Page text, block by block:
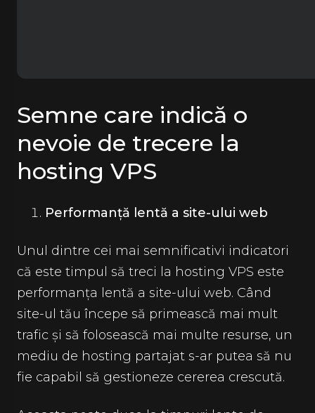
Semne care indică o
nevoie de trecere la
hosting VPS
Performanță lentă a site-ului web
Unul dintre cei mai semnificativi indicatori
că este timpul să treci la hosting VPS este
performanța lentă a site-ului web. Când
site-ul tău începe să primească mai mult
trafic și să folosească mai multe resurse, un
mediu de hosting partajat s-ar putea să nu
fie capabil să gestioneze cererea crescută.